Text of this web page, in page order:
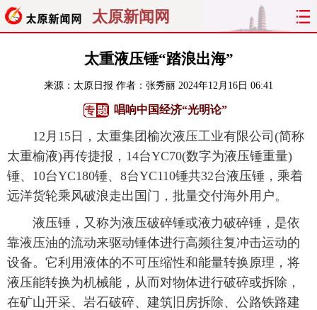
太原新闻网
聚焦 太原
经济 关注 文明 出行
旅游 理财 政务 教育
看天下 晋月读 最太原 网罗民生
太原日报 太原晚报 热评 社区
太重液压锤“踏浪出海”
来源： 太原日报 作者：张秀丽 2024年12月16日 06:41
唱响中国经济“光明论”
12月15日，太重集团榆次液压工业有限公司(简称
太重榆液)再传捷报，14台YC70(数字为液压锤重量)
锤、10台YC180锤、8台YC110锤共32台液压锤，乘着
远洋货轮乘风破浪走出国门，批量交付海外用户。
液压锤，又称为液压破碎锤或液力破碎锤，是依
靠液压油的流动来驱动锤体进行高频往复冲击运动的
设备。它利用液体的不可压缩性和能量转换原理，将
液压能转换为机械能，从而对物体进行破碎或拆除，
在矿山开采、岩石破碎、建筑旧房拆除、公路铁路建